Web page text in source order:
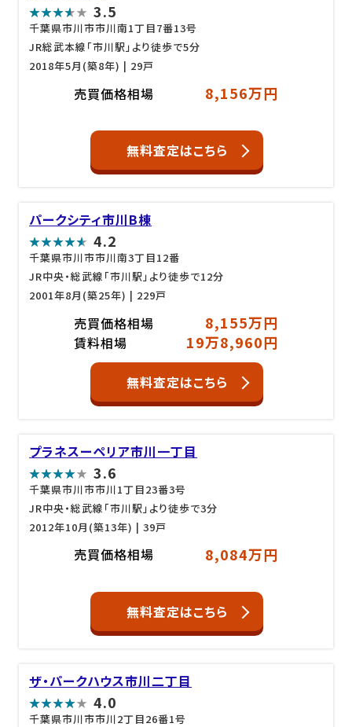
3.5
千葉県市川市市川南1丁目7番13号
JR総武本線「市川駅」より徒歩で5分
2018年5月(築8年) | 29戸
売買価格相場 8,156万円
無料査定はこちら
パークシティ市川B棟
4.2
千葉県市川市市川南3丁目12番
JR中央・総武線「市川駅」より徒歩で12分
2001年8月(築25年) | 229戸
売買価格相場 8,155万円
賃料相場 19万8,960円
無料査定はこちら
プラネスーペリア市川一丁目
3.6
千葉県市川市市川1丁目23番3号
JR中央・総武線「市川駅」より徒歩で3分
2012年10月(築13年) | 39戸
売買価格相場 8,084万円
無料査定はこちら
ザ・パークハウス市川二丁目
4.0
千葉県市川市市川2丁目26番1号